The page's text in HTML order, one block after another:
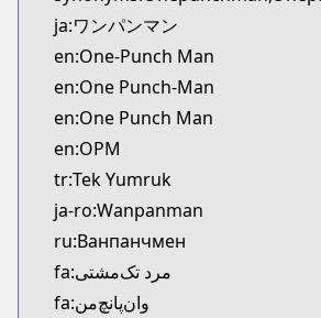
Kitsu
https://kitsu.app/manga/24147
CDJapan
CDJapan
https://www.anime-
MangaUpdates
MangaUpdates
https://
Book☆Walker
Book☆Walker
https://bookwalker.jp/series/
Official English
ja:ワンパンマン
en:One-Punch Man
en:One Punch-Man
en:One Punch Man
en:OPM
tr:Tek Yumruk
ja-ro:Wanpanman
ru:Ванпанчмен
fa:مرد تک‌مشتی
fa:وان‌پانچ‌من